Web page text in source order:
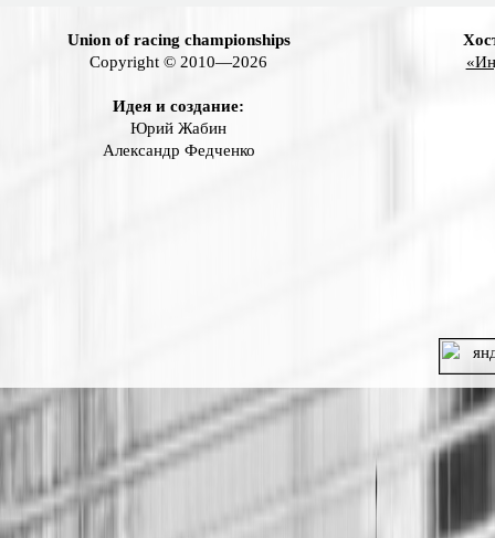
Union of racing championships
Copyright © 2010—2026
Идея и создание:
Юрий Жабин
Александр Федченко